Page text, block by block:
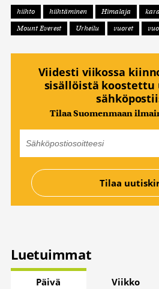
hiihto hiihtäminen Himalaja
Mount Everest
Urheilu vuoret
Viidesti viikossa
sisällöistä
Tilaa Suomenmaan
Luetuimmat
Päivä Viikko